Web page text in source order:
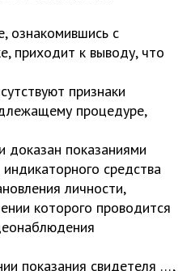
ознакомившись с
приходит к выводу, что
признаки
процедуре,
доказан показаниями
средства
личности,
которого проводится
показания свидетеля …,